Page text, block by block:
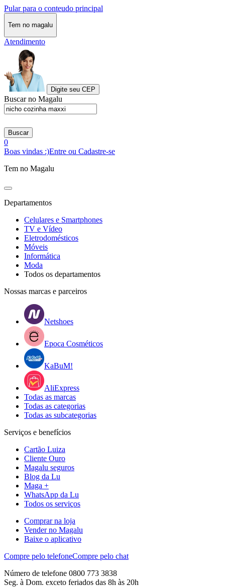
Pular para o conteudo principal
Tem no magalu
Atendimento
Digite seu CEP
Buscar no Magalu
Buscar
0
Boas vindas :)Entre ou Cadastre-se
Tem no Magalu
Departamentos
Celulares e Smartphones
TV e Vídeo
Eletrodomésticos
Móveis
Informática
Moda
Todos os departamentos
Nossas marcas e parceiros
Netshoes
Epoca Cosméticos
KaBuM!
AliExpress
Todas as marcas
Todas as categorias
Todas as subcategorias
Serviços e benefícios
Cartão Luiza
Cliente Ouro
Magalu seguros
Blog da Lu
Maga +
WhatsApp da Lu
Todos os serviços
Comprar na loja
Vender no Magalu
Baixe o aplicativo
Compre pelo telefoneCompre pelo chat
Número de telefone 0800 773 3838
Seg. à Dom. exceto feriados das 8h às 20h